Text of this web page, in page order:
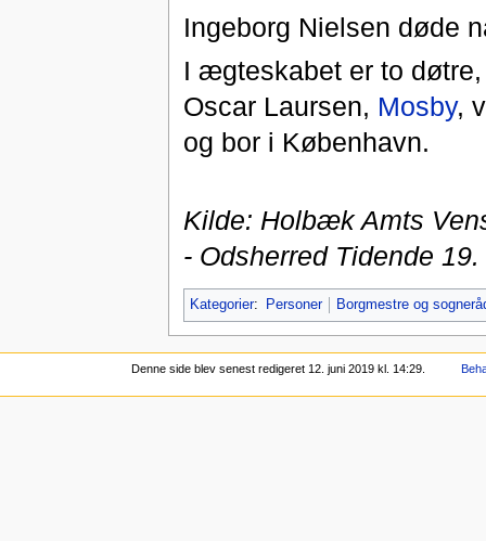
Ingeborg Nielsen døde
I ægteskabet er to
Oscar Laursen, Mosby,
og bor i København.
Kilde: Holbæk Amts
- Odsherred Tidende
Kategorier: Personer Borgmestre og
Denne side blev senest redigeret 12. juni 2019 kl. 14:29.